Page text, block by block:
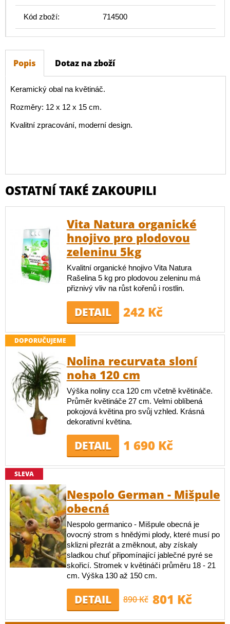
Kód zboží: 714500
Popis Dotaz na zboží
Keramický obal na květináč.
Rozměry: 12 x 12 x 15 cm.
Kvalitní zpracování, moderní design.
OSTATNÍ TAKÉ ZAKOUPILI
Vita Natura organické
hnojivo pro plodovou
zeleninu 5kg
Kvalitní organické hnojivo Vita Natura
Rašelina 5 kg pro plodovou zeleninu má
přiznivý vliv na růst kořenů i rostlin.
DETAIL 242 Kč
DOPORUČUJEME
Nolina recurvata sloní
noha 120 cm
Výška noliny cca 120 cm včetně květináče.
Průměr květináče 27 cm. Velmi oblíbená
pokojová květina pro svůj vzhled. Krásná
dekorativní květina.
DETAIL 1 690 Kč
SLEVA
Nespolo German - Mišpule
obecná
Nespolo germanico - Mišpule obecná je
ovocný strom s hnědými plody, které musí po
sklizni přezrát a změknout, aby získaly
sladkou chuť připomínající jablečné pyré se
skořicí. Stromek v květináči průměru 18 - 21
cm. Výška 130 až 150 cm.
DETAIL 890 Kč 801 Kč